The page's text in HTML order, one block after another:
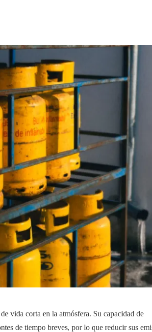
vida corta en la atmósfera. Su capacidad de
de tiempo breves, por lo que reducir sus